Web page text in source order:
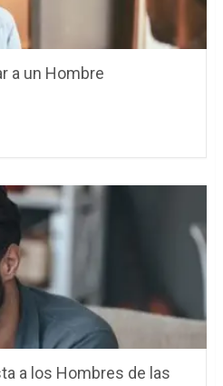
a un Hombre
a los Hombres de las